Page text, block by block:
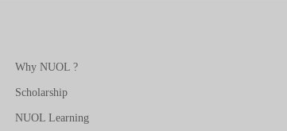
Why NUOL ?
Scholarship
NUOL Learning